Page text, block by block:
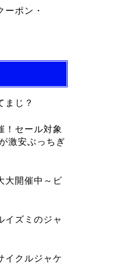
ポン・
まじ？
！セール対象
激安ぶっちぎ
大開催中～ビ
イズミのジャ
イクルジャケ